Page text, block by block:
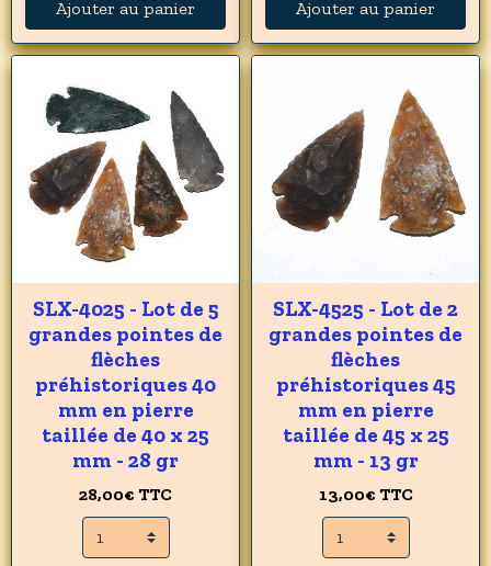
Ajouter au panier Ajouter au panier
SLX-4025 - Lot de 5
grandes pointes de
flèches
préhistoriques 40
mm en pierre
taillée de 40 x 25
mm - 28 gr
28,00€ TTC
SLX-4525 - Lot de 2
grandes pointes de
flèches
préhistoriques 45
mm en pierre
taillée de 45 x 25
mm - 13 gr
13,00€ TTC